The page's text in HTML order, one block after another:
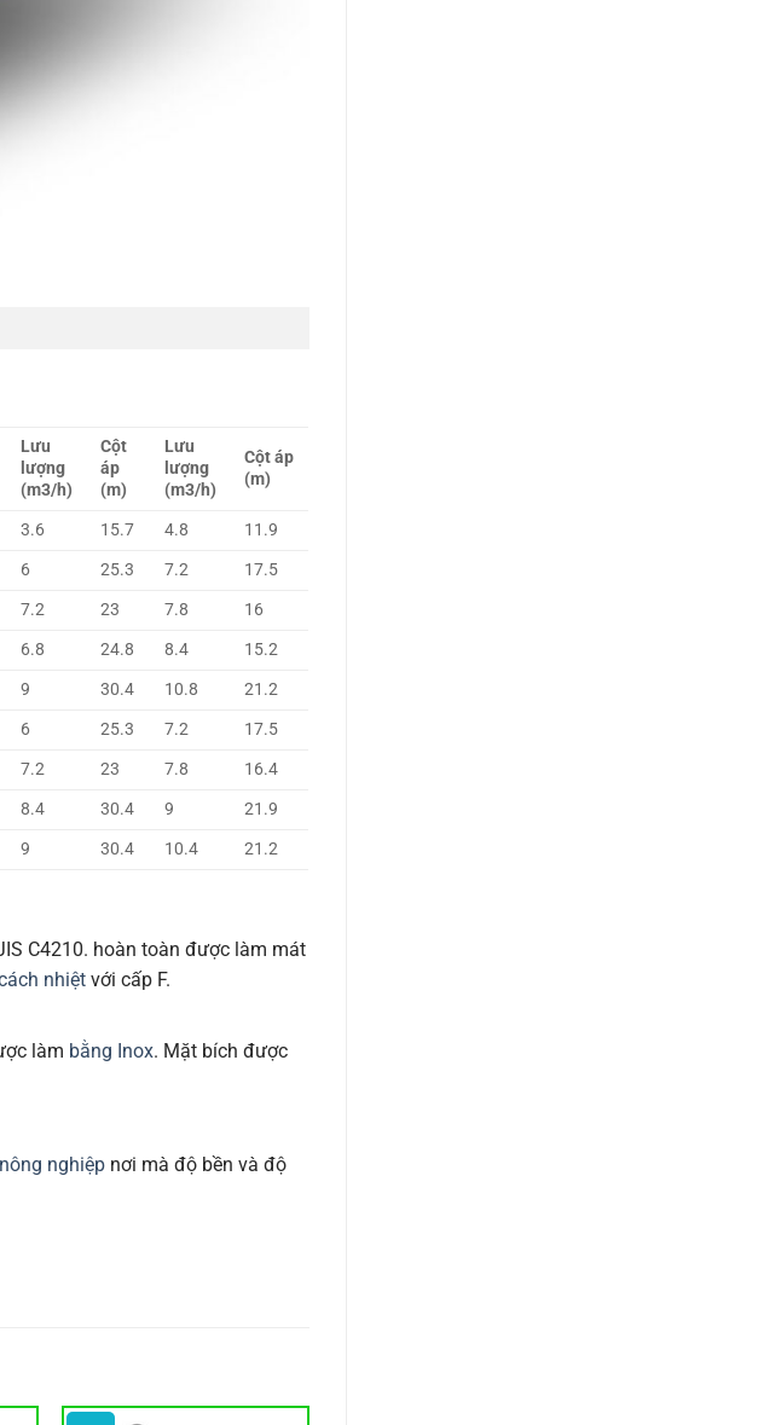
Lưu
lượng
(m3/h)
Cột
áp
(m)
Lưu
lượng
(m3/h)
Cột áp
(m)
3.6 15.7 4.8
11.9
6 25.3 7.2
17.5
7.2 23 7.8
16
6.8 24.8 8.4
15.2
9 30.4 10.8
21.2
6 25.3 7.2
17.5
7.2 23 7.8
16.4
8.4 30.4 9
21.9
9 30.4 10.4 21.2
C4210. hoàn toàn được làm mát
nhiệtvới cấp F.
làm bằng Inox. Mặt bích được
nông nghiệpnơi mà độ bền và độ